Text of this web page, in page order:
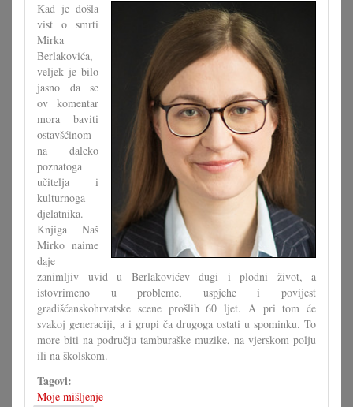
Kad je došla
vist o smrti
Mirka
Berlakovića,
veljek je bilo
jasno da se
ov komentar
mora baviti
ostavšćinom
na daleko
poznatoga
učitelja i
kulturnoga
djelatnika.
Knjiga Naš
Mirko naime
daje
zanimljiv uvid u Berlakovićev dugi i plodni život, a
istovrimeno u probleme, uspjehe i povijest
gradišćanskohrvatske scene prošlih 60 ljet. A pri tom će
svakoj generaciji, a i grupi ča drugoga ostati u spominku. To
more biti na području tamburaške muzike, na vjerskom polju
ili na školskom.
Tagovi:
Moje mišljenje